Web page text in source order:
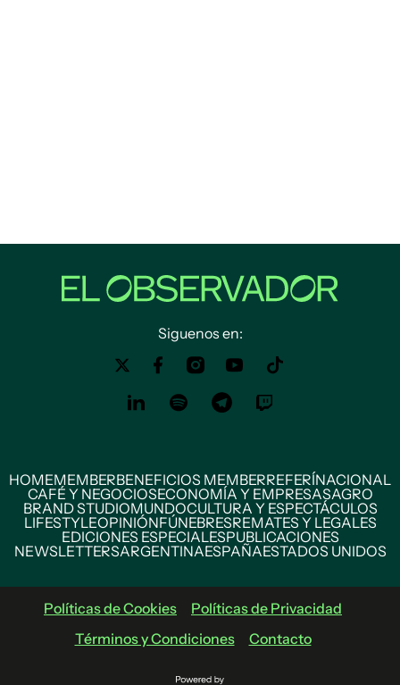
Siguenos en:
HOMEMEMBERBENEFICIOS MEMBERREFERÍNACIONAL
CAFÉ Y NEGOCIOSECONOMÍA Y EMPRESASAGRO
BRAND STUDIOMUNDOCULTURA Y ESPECTÁCULOS
LIFESTYLEOPINIÓNFÚNEBRESREMATES Y LEGALES
EDICIONES ESPECIALESPUBLICACIONES
NEWSLETTERSARGENTINAESPAÑAESTADOS UNIDOS
Políticas de Cookies
Políticas de Privacidad
Términos y Condiciones
Contacto